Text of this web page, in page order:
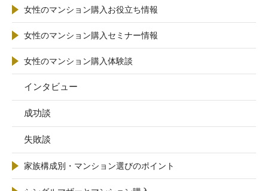
女性のマンション購入お役立ち情報
女性のマンション購入セミナー情報
女性のマンション購入体験談
インタビュー
成功談
失敗談
家族構成別・マンション選びのポイント